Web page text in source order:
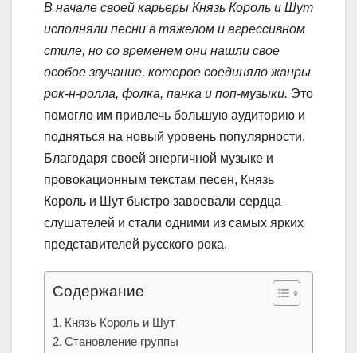
В начале своей карьеры Князь Король и Шут
исполняли песни в тяжелом и агрессивном
стиле, но со временем они нашли свое
особое звучание, которое соединяло жанры
рок-н-ролла, фолка, панка и поп-музыки. Это
помогло им привлечь большую аудиторию и
подняться на новый уровень популярности.
Благодаря своей энергичной музыке и
провокационным текстам песен, Князь
Король и Шут быстро завоевали сердца
слушателей и стали одними из самых ярких
представителей русского рока.
Содержание
Князь Король и Шут
Становление группы